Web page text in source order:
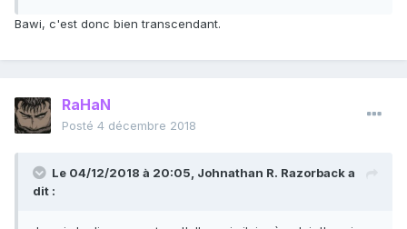
Bawi, c'est donc bien transcendant.
RaHaN
Posté 4 décembre 2018
Le 04/12/2018 à 20:05, Johnathan R. Razorbacka
dit :